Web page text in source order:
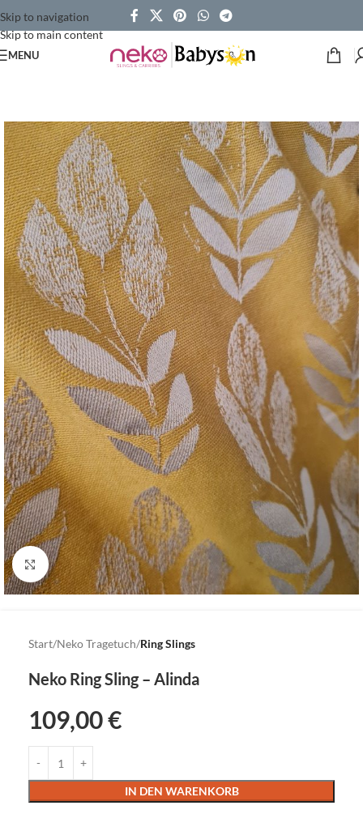
Skip to navigation
Skip to main content
MENU
Click to enlarge
Start Neko Tragetuch Ring Slings
Neko Ring Sling – Alinda
109,00€
IN DEN WARENKORB